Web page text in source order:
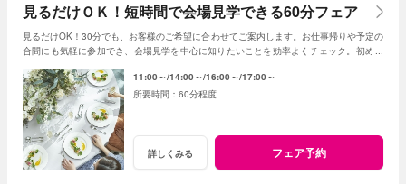
見るだけＯＫ！短時間で会場見学できる60分フェア
見るだけOK！30分でも、お客様のご希望に合わせてご案内します。お仕事帰りや予定の
合間にも気軽に参加でき、会場見学を中心に知りたいことを効率よくチェック。初めて
11:00～ 14:00～ 16:00～ 17:00～
60分程度
詳しくみる フェア予約